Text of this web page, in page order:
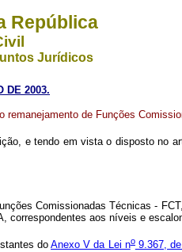
República
Jurídicos
DE 2003.
remanejamento de Funções
e tendo em vista o disposto no
Comissionadas Técnicas -
aos níveis e
doAnexo V da Lei no9.367, de